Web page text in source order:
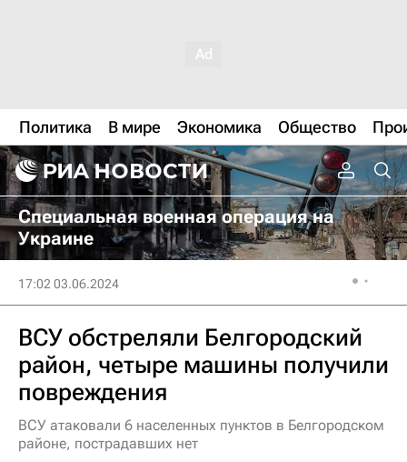
Политика В мире Экономика Общество
Специальная военная операция на
Украине
17:02 03.06.2024
ВСУ обстреляли Белгородский
район, четыре машины получили
повреждения
ВСУ атаковали 6 населенных пунктов в Белгородском
районе, пострадавших нет